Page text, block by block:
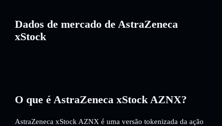
Dados de mercado de AstraZeneca
xStock
O que é AstraZeneca xStock AZNX?
AstraZeneca xStock AZNX é uma versão tokenizada da ação